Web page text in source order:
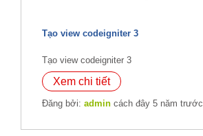
Tạo view codeigniter 3
Tạo view codeigniter 3
Xem chi tiết
Đăng bởi: admin cách đây 5 năm trước